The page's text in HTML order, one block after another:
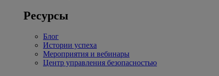
Ресурсы
Блог
Истории успеха
Мероприятия и вебинары
Центр управления безопасностью